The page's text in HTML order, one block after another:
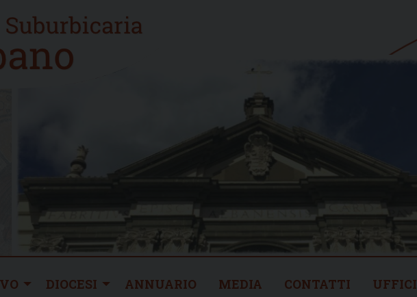
DIOCESI ANNUARIO MEDIA CONTATTI UFFICI